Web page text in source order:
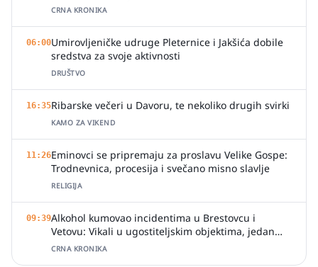
CRNA KRONIKA
06:00Umirovljeničke udruge Pleternice i Jakšića dobile
sredstva za svoje aktivnosti
DRUŠTVO
16:35Ribarske večeri u Davoru, te nekoliko drugih svirki
KAMO ZA VIKEND
11:26Eminovci se pripremaju za proslavu Velike Gospe:
Trodnevnica, procesija i svečano misno slavlje
RELIGIJA
09:39Alkohol kumovao incidentima u Brestovcu i
Vetovu: Vikali u ugostiteljskim objektima, jedan
zalio djelatnicu pićem
CRNA KRONIKA